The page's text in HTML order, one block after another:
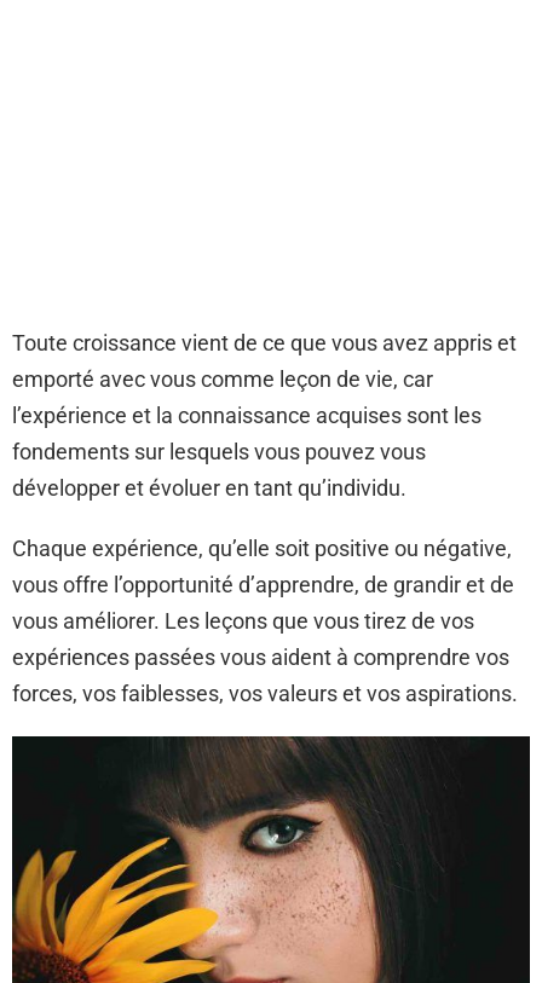
Toute croissance vient de ce que vous avez appris et
emporté avec vous comme leçon de vie, car
l’expérience et la connaissance acquises sont les
fondements sur lesquels vous pouvez vous
développer et évoluer en tant qu’individu.
Chaque expérience, qu’elle soit positive ou négative,
vous offre l’opportunité d’apprendre, de grandir et de
vous améliorer. Les leçons que vous tirez de vos
expériences passées vous aident à comprendre vos
forces, vos faiblesses, vos valeurs et vos aspirations.